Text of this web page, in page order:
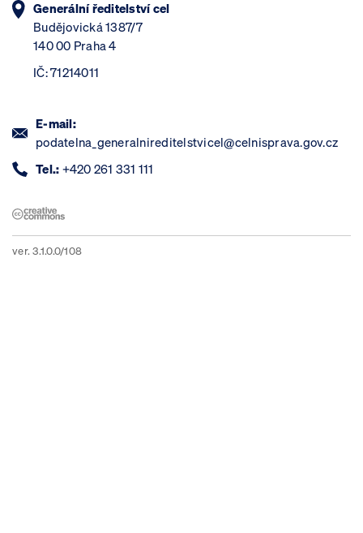
Generální ředitelství cel
Budějovická 1387/7
140 00 Praha 4
IČ: 71214011
E-mail:
podatelna_generalnireditelstvicel@celnisprava.gov.cz
Tel.: +420 261 331 111
ver. 3.1.0.0/108